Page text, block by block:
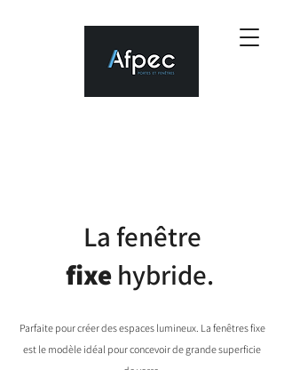
La fenêtre
fixehybride.
Parfaite pour créer des espaces lumineux. La fenêtres fixe
est le modèle idéal pour concevoir de grande superficie